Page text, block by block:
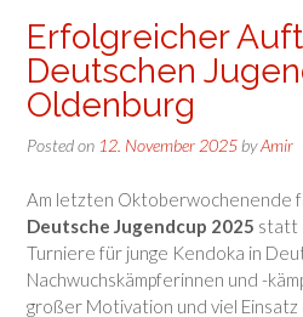
Erfolgreicher
Deutschen
Oldenburg
Posted on 12. November 2025 byAmir
Am letzten Oktoberwochenende
Deutsche Jugendcup 2025 statt
Turniere für junge Kendoka in
Nachwuchskämpferinnen und -
großer Motivation und viel Einsatz